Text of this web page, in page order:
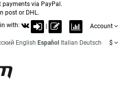
payments via PayPal.
post or DHL.
with:
Account
English Español Italian Deutsch $